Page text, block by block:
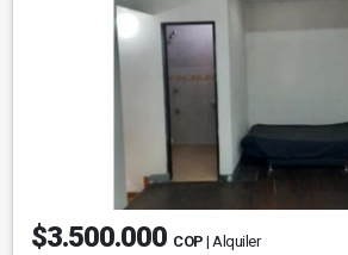
$3.500.000 COP | Alquiler